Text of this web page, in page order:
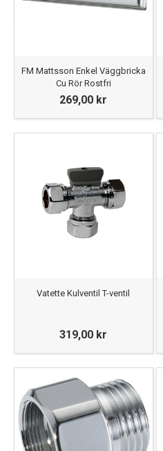
FM Mattsson Enkel Väggbricka
Cu Rör Rostfri
269,00 kr
Vatette Kulventil T-ventil
319,00 kr